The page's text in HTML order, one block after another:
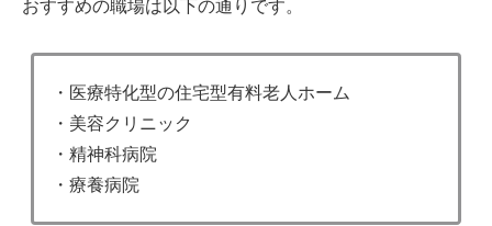
おすすめの職場は以下の通りです。
・医療特化型の住宅型有料老人ホーム
・美容クリニック
・精神科病院
・療養病院